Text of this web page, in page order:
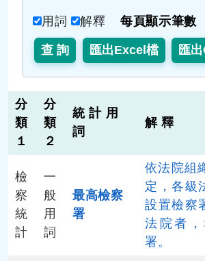
用詞 解釋 每頁顯示筆數
分
類
１
分
類
２
統 計 用
詞
解 釋
檢
察
統
計
一
般
用
詞
最高檢察
署
依法院組
定，各級
設置檢察
法院者
署。